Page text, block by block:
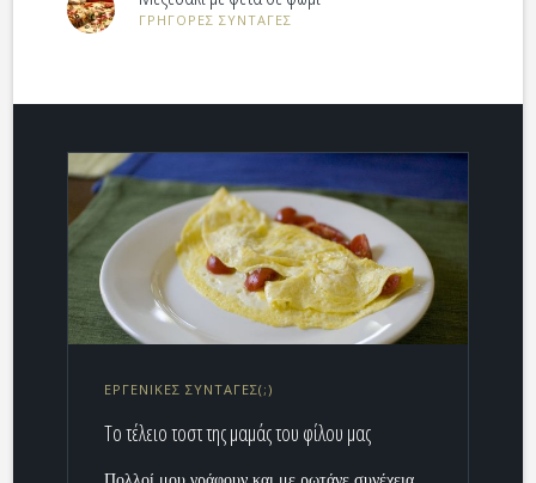
ΓΡΗΓΟΡΕΣ ΣΥΝΤΑΓΕΣ
ΕΡΓΕΝΙΚΕΣ ΣΥΝΤΑΓΕΣ(;)
Το τέλειο τοστ της μαμάς του φίλου μας